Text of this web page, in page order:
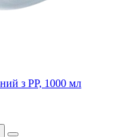
з PP, 1000 мл